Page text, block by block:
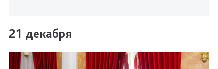
21 декабря